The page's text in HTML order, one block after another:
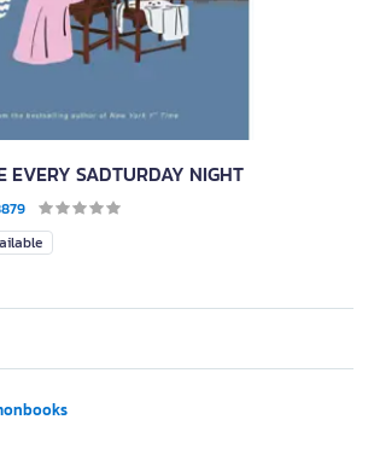
EVERY SADTURDAY NIGHT